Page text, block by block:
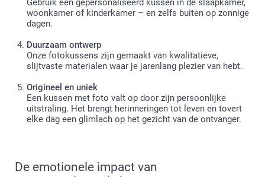
Gebruik een gepersonaliseerd kussen in de slaapkamer,
woonkamer of kinderkamer – en zelfs buiten op zonnige
dagen.
Duurzaam ontwerp
Onze fotokussens zijn gemaakt van kwalitatieve,
slijtvaste materialen waar je jarenlang plezier van hebt.
Origineel en uniek
Een kussen met foto valt op door zijn persoonlijke
uitstraling. Het brengt herinneringen tot leven en tovert
elke dag een glimlach op het gezicht van de ontvanger.
De emotionele impact van